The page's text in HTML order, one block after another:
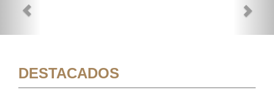
DESTACADOS